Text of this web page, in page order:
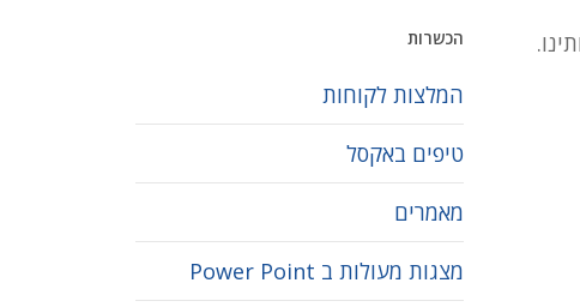
הכשרות
המלצות לקוחות
טיפים באקסל
מאמרים
מצגות מעולות ב Power Point